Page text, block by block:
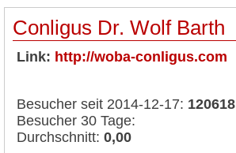
Conligus Dr. Wolf Barth
Link: http://woba-conligus.com
Besucher seit 2014-12-17: 120618
Besucher 30 Tage:
Durchschnitt: 0,00